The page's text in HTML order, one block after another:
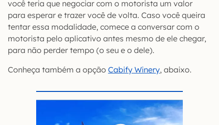
você teria que negociar com o motorista um valor
para esperar e trazer você de volta. Caso você queira
tentar essa modalidade, comece a conversar com o
motorista pelo aplicativo antes mesmo de ele chegar,
para não perder tempo (o seu e o dele).
Conheça também a opção Cabify Winery, abaixo.